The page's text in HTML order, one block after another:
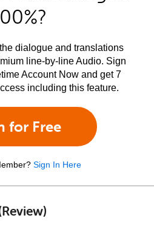
dialogue and translations
line-by-line Audio. Sign
Account Now and get 7
including this feature.
for Free
Sign In Here